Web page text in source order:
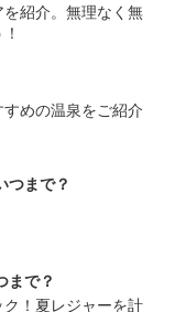
紹介。無理なく無
めの温泉をご紹介
つまで？
まで？
！夏レジャーを計